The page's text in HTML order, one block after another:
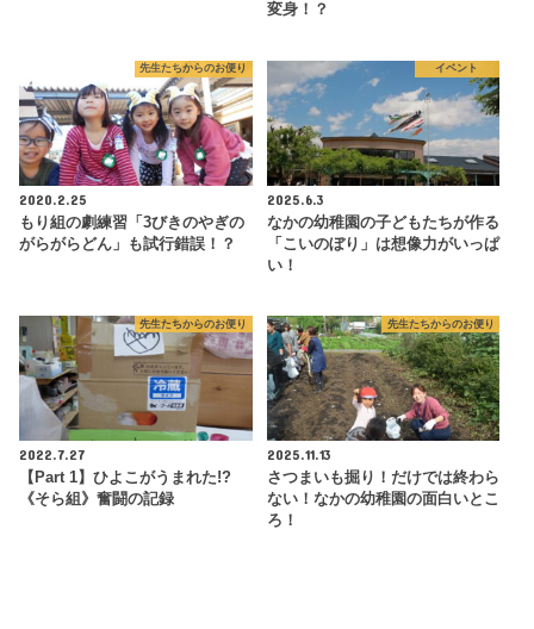
変身！？
先生たちからのお便り
2020.2.25
もり組の劇練習「3びきのやぎの
がらがらどん」も試行錯誤！？
イベント
2025.6.3
なかの幼稚園の子どもたちが作る
「こいのぼり」は想像力がいっぱ
い！
先生たちからのお便り
2022.7.27
【Part 1】ひよこがうまれた!?
《そら組》奮闘の記録
先生たちからのお便り
2025.11.13
さつまいも掘り！だけでは終わら
ない！なかの幼稚園の面白いとこ
ろ！